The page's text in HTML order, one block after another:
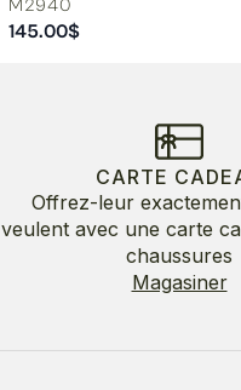
M2940
145.00$
CARTE
Offrez-leur
veulent avec une carte
chaussures
Magasiner